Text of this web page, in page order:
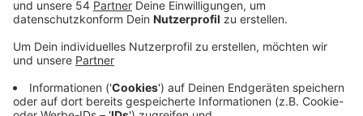
Anzeige
vom französischen Zweitligisten FC Toulouse